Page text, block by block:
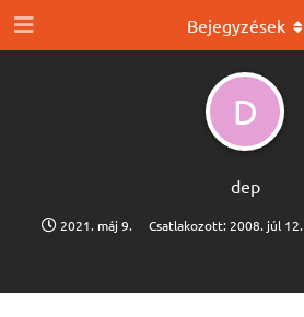
D
dep
2021. máj 9. Csatlakozott: 2008. júl 12.
Bejegyzések